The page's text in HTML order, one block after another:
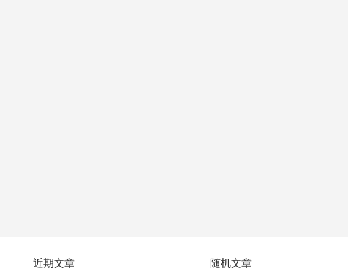
近期文章 随机文章